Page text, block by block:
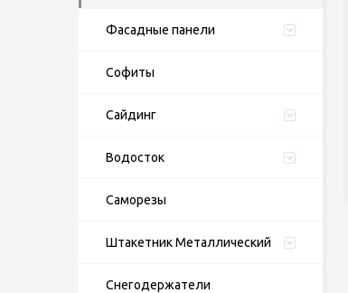
Фасадные панели
Софиты
Cайдинг
Водосток
Саморезы
Штакетник Металлический
Снегодержатели